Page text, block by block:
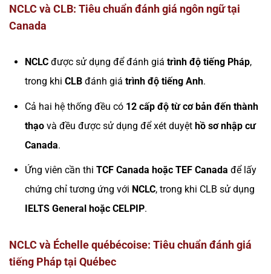
NCLC và CLB: Tiêu chuẩn đánh giá ngôn ngữ tại
Canada
NCLCđược sử dụng để đánh giá trình độ tiếng Pháp,
trong khi CLBđánh giá trình độ tiếng Anh.
Cả hai hệ thống đều có 12 cấp độ từ cơ bản đến thành
thạovà đều được sử dụng để xét duyệt hồ sơ nhập cư
Canada.
Ứng viên cần thi TCF Canada hoặc TEF Canada để lấy
chứng chỉ tương ứng với NCLC, trong khi CLB sử dụng
IELTS General hoặc CELPIP.
NCLC và Échelle québécoise: Tiêu chuẩn đánh giá
tiếng Pháp tại Québec